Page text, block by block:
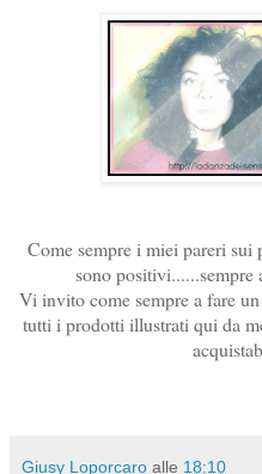
Come sempre i miei pareri
sono
Vi invito come sempre a fare
tutti i prodotti illustrati qui da
Giusy Loporcaro alle 18:10